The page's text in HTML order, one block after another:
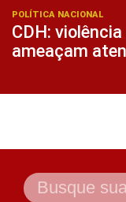
POLÍTICA NACIONAL
CDH:
ameaçam